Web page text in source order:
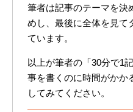
筆者は記事のテーマを決
めし、最後に全体を見て
ています。
以上が筆者の「30分で1
事を書くのに時間がかか
してみてください。